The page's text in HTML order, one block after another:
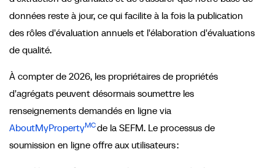
données reste à jour, ce qui facilite à la fois la publication
des rôles d'évaluation annuels et l'élaboration d'évaluations
de qualité.
À compter de 2026, les propriétaires de propriétés
d'agrégats peuvent désormais soumettre les
renseignements demandés en ligne via
AboutMyPropertyMCde la SEFM. Le processus de
soumission en ligne offre aux utilisateurs :